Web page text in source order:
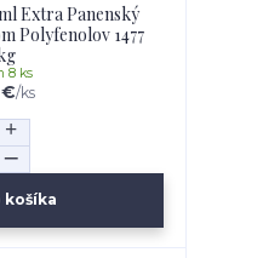
Extra Panenský
Polyfenolov 1477
€/ks
8 ks
košíka